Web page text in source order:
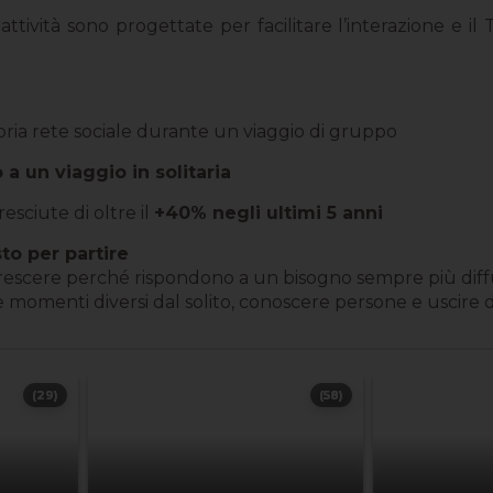
sono progettate per facilitare l’interazione e
rete sociale durante un viaggio di gruppo
un viaggio in solitaria
di oltre il +40% negli ultimi 5 anni
per partire
perché rispondono a un bisogno sempre più
momenti diversi dal solito, conoscere persone e
(29) (58)